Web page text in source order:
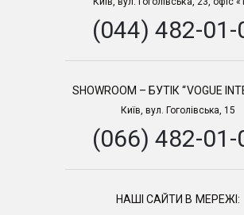
(044) 482-01-
SHOWROOM – БУТІК “VOGUE
Київ, вул. Гоголівська, 15
(066) 482-01-
НАШІ САЙТИ В МЕРЕЖІ: